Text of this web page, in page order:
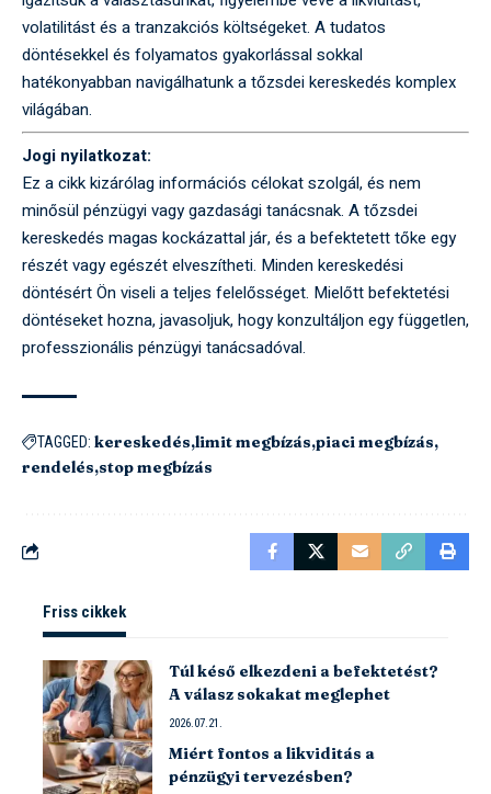
volatilitást és a tranzakciós költségeket. A tudatos
döntésekkel és folyamatos gyakorlással sokkal
hatékonyabban navigálhatunk a tőzsdei kereskedés komplex
világában.
Jogi nyilatkozat:
Ez a cikk kizárólag információs célokat szolgál, és nem
minősül pénzügyi vagy gazdasági tanácsnak. A tőzsdei
kereskedés magas kockázattal jár, és a befektetett tőke egy
részét vagy egészét elveszítheti. Minden kereskedési
döntésért Ön viseli a teljes felelősséget. Mielőtt befektetési
döntéseket hozna, javasoljuk, hogy konzultáljon egy független,
professzionális pénzügyi tanácsadóval.
TAGGED: kereskedés limit megbízás piaci megbízás
rendelés stop megbízás
Friss cikkek
Túl késő elkezdeni a befektetést?
A válasz sokakat meglephet
2026.07.21.
Miért fontos a likviditás a
pénzügyi tervezésben?